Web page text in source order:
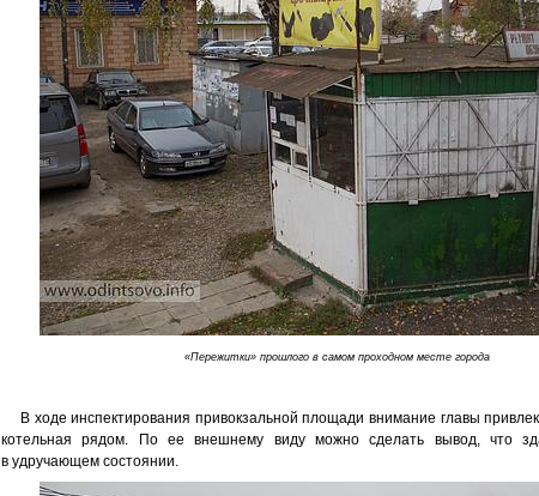
«Пережитки» прошлого в самом проходном месте города
В ходе инспектирования привокзальной площади внимание главы
котельная рядом. По ее внешнему виду можно сделать вывод, что
в удручающем состоянии.